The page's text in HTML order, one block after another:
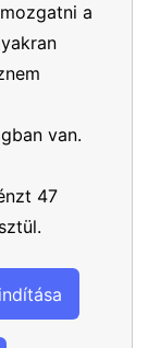
a
van.
47